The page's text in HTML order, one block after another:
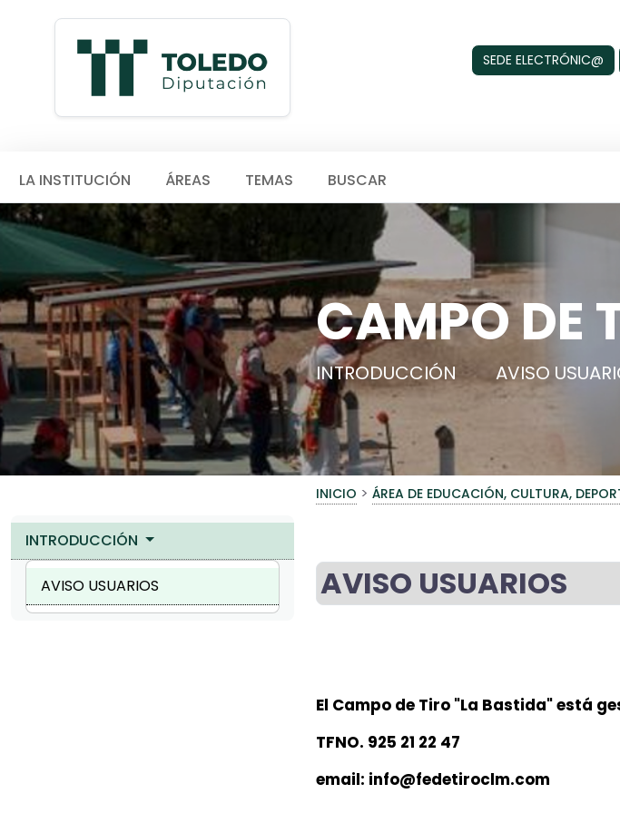
SEDE ELECTRÓNIC@
LA INSTITUCIÓN ÁREAS TEMAS BUSCAR
CAMPO DE
INTRODUCCIÓN AVISO
INICIO > ÁREA DE EDUCACIÓN, CULTURA,
INTRODUCCIÓN
AVISO USUARIOS AVISO USUARIOS
El Campo de Tiro "La Bastida" está
TFNO. 925 21 22 47
email: info@fedetiroclm.com